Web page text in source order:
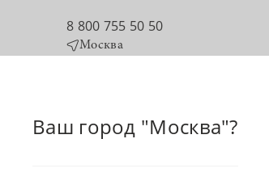
8 800 755 50 50
Москва
КАТАЛОГ
Ваш город "Москва"?